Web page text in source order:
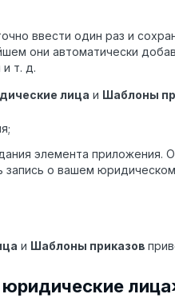
ввести один раз и
они автоматически
т. д.
лица и Шаблоны
элемента приложения.
запись о вашем
и Шаблоны приказов